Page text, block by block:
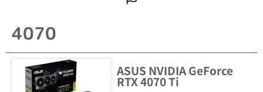
4070
ASUS NVIDIA GeForce
RTX 4070 Ti